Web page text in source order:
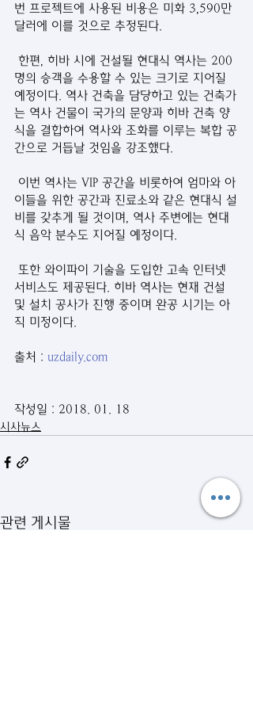
번 프로젝트에 사용된 비용은 미화 3,590만
달러에 이를 것으로 추정된다.
한편, 히바 시에 건설될 현대식 역사는 200
명의 승객을 수용할 수 있는 크기로 지어질
예정이다. 역사 건축을 담당하고 있는 건축가
는 역사 건물이 국가의 문양과 히바 건축 양
식을 결합하여 역사와 조화를 이루는 복합 공
간으로 거듭날 것임을 강조했다.
이번 역사는 VIP 공간을 비롯하여 엄마와 아
이들을 위한 공간과 진료소와 같은 현대식 설
비를 갖추게 될 것이며, 역사 주변에는 현대
식 음악 분수도 지어질 예정이다.
또한 와이파이 기술을 도입한 고속 인터넷
서비스도 제공된다. 히바 역사는 현재 건설
및 설치 공사가 진행 중이며 완공 시기는 아
직 미정이다.
출처 : uzdaily.com
작성일 : 2018. 01. 18
시사뉴스
관련 게시물